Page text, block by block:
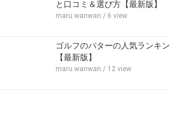
と口コミ＆選び方【最新版】
maru.wanwan / 6 view
ゴルフのパターの人気ランキ
【最新版】
maru.wanwan / 12 view